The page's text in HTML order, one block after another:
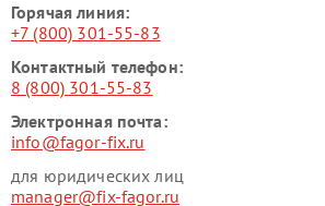
Горячая линия:
+7 (800) 301-55-83
Контактный телефон:
8 (800) 301-55-83
Электронная почта:
info@fagor-fix.ru
для юридических лиц
manager@fix-fagor.ru